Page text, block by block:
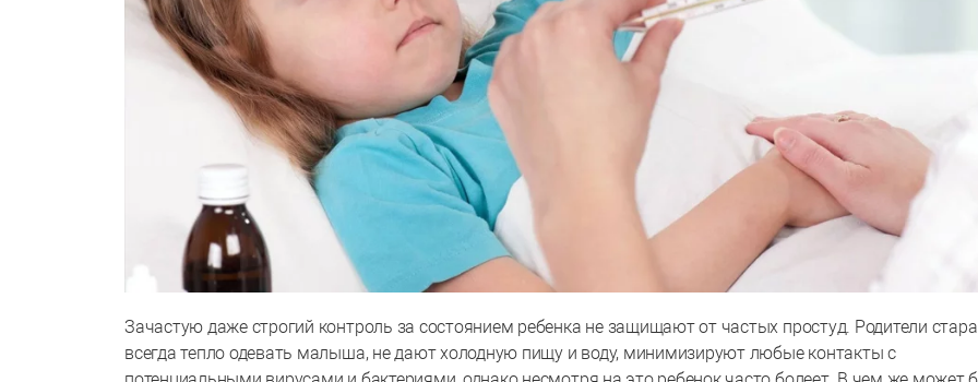
Зачастую даже строгий контроль за состоянием ребенка не защищают от частых простуд. Родители
всегда тепло одевать малыша, не дают холодную пищу и воду, минимизируют любые контакты с